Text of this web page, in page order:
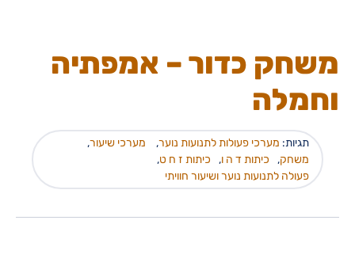
משחק כדור – אמפתיה
וחמלה
תגיות: מערכי פעולות לתנועות נוער, מערכי שיעור,
משחק, כיתות ד ה ו, כיתות ז ח ט,
פעולה לתנועות נוער ושיעור חוויתי